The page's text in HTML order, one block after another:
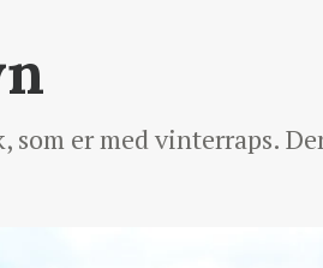
som er med vinterraps.